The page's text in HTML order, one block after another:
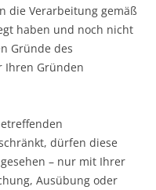
die Verarbeitung gemäß
haben und noch nicht
Gründe des
Ihren Gründen
dürfen diese
– nur mit Ihrer
Ausübung oder